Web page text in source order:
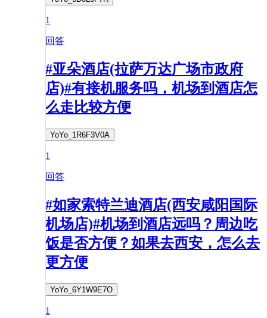
1
回答
#亚朵酒店(拉萨万达广场市政府
店)#有接机服务吗，机场到酒店怎
么走比较方便
YoYo_1R6F3V0A
1
回答
#如家索特兰迪酒店(西安咸阳国际
机场店)#机场到酒店远吗？周边吃
饭是否方便？如果去西安，怎么去
更方便
YoYo_6Y1W9E7O
1